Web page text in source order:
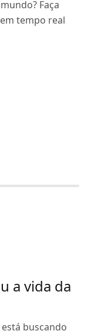
Faça
tempo real
a vida da
buscando